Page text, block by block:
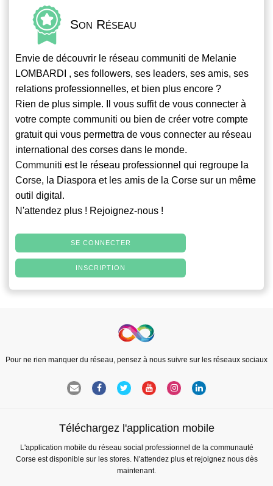
Son Réseau
Envie de découvrir le réseau communiti de Melanie
LOMBARDI , ses followers, ses leaders, ses amis, ses
relations professionnelles, et bien plus encore ?
Rien de plus simple. Il vous suffit de vous connecter à
votre compte communiti ou bien de créer votre compte
gratuit qui vous permettra de vous connecter au réseau
international des corses dans le monde.
Communiti est le réseau professionnel qui regroupe la
Corse, la Diaspora et les amis de la Corse sur un même
outil digital.
N'attendez plus ! Rejoignez-nous !
SE CONNECTER
INSCRIPTION
Pour ne rien manquer du réseau, pensez à nous suivre sur les réseaux sociaux
Téléchargez l'application mobile
L'application mobile du réseau social professionnel de la communauté
Corse est disponible sur les stores. N'attendez plus et rejoignez nous dès
maintenant.